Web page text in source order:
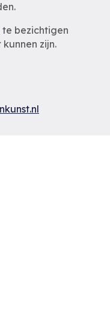
te bezichtigen
zijn.